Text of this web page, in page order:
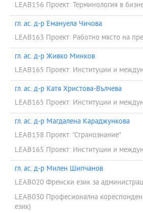
LEAB156 Проект: Терминология в
гл. ас. д-р Емануела Чичова
LEAB163 Проект: Работно място на
гл. ас. д-р Живко Минков
LEAB165 Проект: Институции и
гл. ас. д-р Катя Христова-Вълчева
LEAB165 Проект: Институции и
гл. ас. д-р Магдалена Караджункова
LEAB158 Проект: "Странознание"
LEAB165 Проект: Институции и
гл. ас. д-р Милен Шипчанов
LEAB020 Френски език за
LEAB030 Професионална
език)